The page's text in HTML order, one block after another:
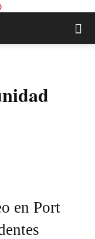
en Port